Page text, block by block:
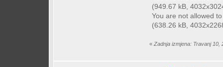
(949.67 kB,
You are not allowed
(638.26 kB,
« Zadnja izmjena: Travanj 10,